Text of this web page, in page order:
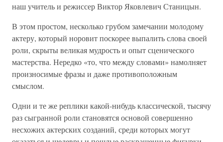
наш учитель и режиссер Виктор Яковлевич Станицын.
В этом простом, несколько грубом замечании молодому
актеру, который норовит поскорее выпалить слова своей
роли, скрыты великая мудрость и опыт сценического
мастерства. Нередко «то, что между словами» намолняет
произносимые фразы и даже противоположным
смыслом.
Одни и те же реплики какой-нибудь классической, тысячу
раз сыгранной роли становятся основой совершенно
несхожих актерских созданий, среди которых могут